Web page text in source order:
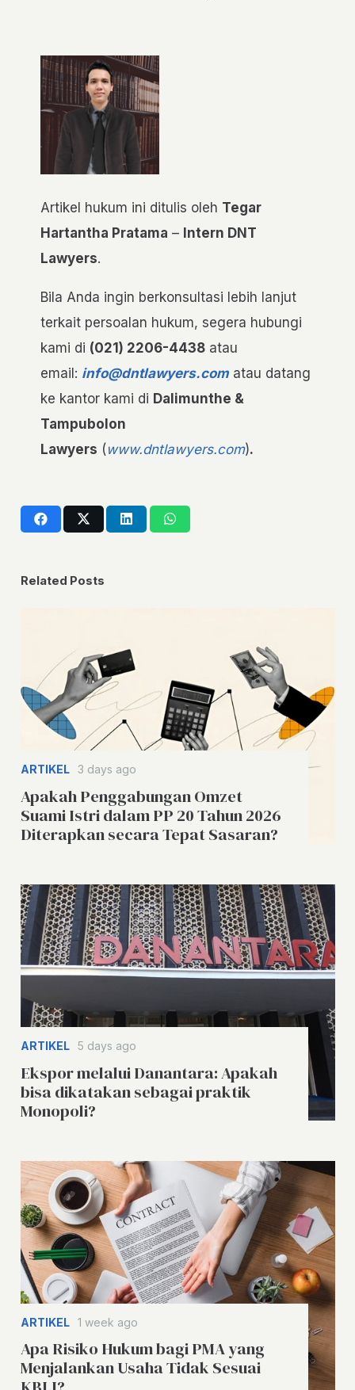
Artikel hukum ini ditulis oleh Tegar
Hartantha Pratama – Intern DNT
Lawyers.
Bila Anda ingin berkonsultasi lebih lanjut
terkait persoalan hukum, segera hubungi
kami di (021) 2206-4438 atau
email: info@dntlawyers.com atau datang
ke kantor kami di Dalimunthe &
Tampubolon
Lawyers (www.dntlawyers.com).
Related Posts
ARTIKEL 3 days ago
Apakah Penggabungan Omzet
Suami Istri dalam PP 20 Tahun 2026
Diterapkan secara Tepat Sasaran?
ARTIKEL 5 days ago
Ekspor melalui Danantara: Apakah
bisa dikatakan sebagai praktik
Monopoli?
ARTIKEL 1 week ago
Apa Risiko Hukum bagi PMA yang
Menjalankan Usaha Tidak Sesuai